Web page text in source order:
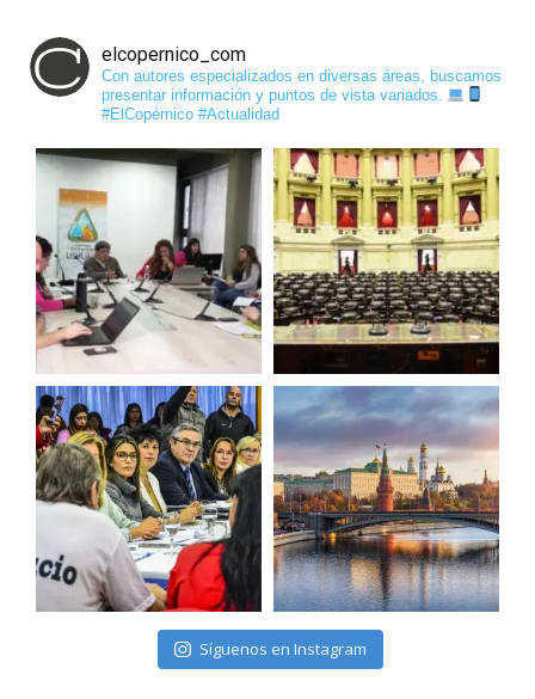
elcopernico_com
Con autores especializados en diversas áreas, buscamos
presentar información y puntos de vista variados.
#ElCopérnico #Actualidad
Síguenos en Instagram